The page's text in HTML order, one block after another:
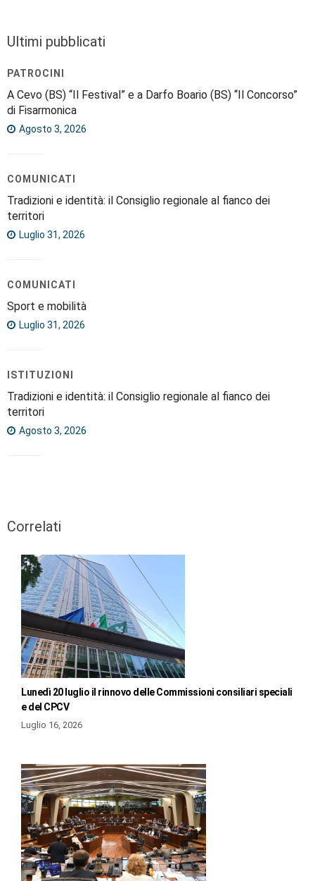
Ultimi pubblicati
PATROCINI
A Cevo (BS) “Il Festival” e a Darfo Boario (BS) “Il Concorso”
di Fisarmonica
Agosto 3, 2026
COMUNICATI
Tradizioni e identità: il Consiglio regionale al fianco dei
territori
Luglio 31, 2026
COMUNICATI
Sport e mobilità
Luglio 31, 2026
ISTITUZIONI
Tradizioni e identità: il Consiglio regionale al fianco dei
territori
Agosto 3, 2026
Correlati
Lunedì 20 luglio il rinnovo delle Commissioni consiliari speciali
e del CPCV
Luglio 16, 2026